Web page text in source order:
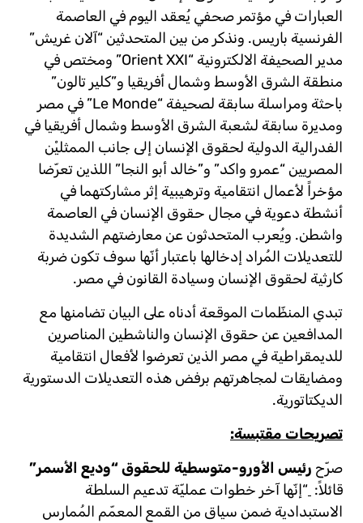
العبارات في مؤتمر صحفي يُعقد اليوم في العاصمة
الفرنسية باريس. ونذكر من بين المتحدثين “آلان غريش”
مدير الصحيفة الالكترونية “Orient XXI” ومختص في
منطقة الشرق الأوسط وشمال أفريقيا و”كلير تالون”
باحثة ومراسلة سابقة لصحيفة “Le Monde” في مصر
ومديرة سابقة لشعبة الشرق الأوسط وشمال أفريقيا في
الفدرالية الدولية لحقوق الإنسان إلى جانب الممثليْن
المصريين “عمرو واكد” و”خالد أبو النجا” اللذين تعرّضا
مؤخراً لأعمال انتقامية وترهيبية إثر مشاركتهما في
أنشطة دعوية في مجال حقوق الإنسان في العاصمة
واشطن. ويُعرب المتحدثون عن معارضتهم الشديدة
للتعديلات المُراد إدخالها باعتبار أنّها سوف تكون ضربة
كارثية لحقوق الإنسان وسيادة القانون في مصر.
تبدي المنظّمات الموقعة أدناه على البيان تضامنها مع
المدافعين عن حقوق الإنسان والناشطين المناصرين
للديمقراطية في مصر الذين تعرضوا لأفعال انتقامية
ومضايقات لمجاهرتهم برفض هذه التعديلات الدستورية
الديكتاتورية.
تصريحات مقتبسة:
صرّح رئيس الأورو-متوسطية للحقوق “وديع الأسمر”
قائلاً: “إنّها آخر خطوات عمليّة تدعيم السلطة
الاستبدادية ضمن سياق من القمع المعمّم المُمارس